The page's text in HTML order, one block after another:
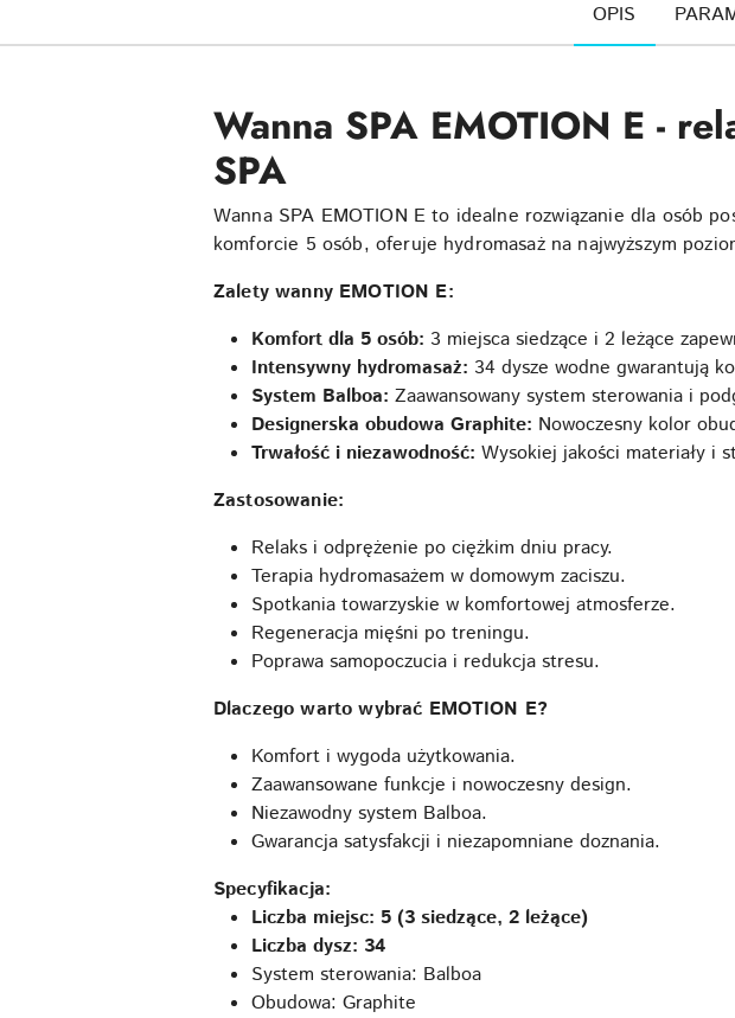
OPIS
Wanna SPA EMOTION E -
SPA
Wanna SPA EMOTION E to idealne rozwiązanie dla osób
komforcie 5 osób, oferuje hydromasaż na najwyższym
Zalety wanny EMOTION E:
Komfort dla 5 osób: 3 miejsca siedzące i 2 leżące
Intensywny hydromasaż: 34 dysze wodne gwarantują
System Balboa: Zaawansowany system sterowania i
Designerska obudowa Graphite: Nowoczesny kolor
Trwałość i niezawodność: Wysokiej jakości materiały i
Zastosowanie:
Relaks i odprężenie po ciężkim dniu pracy.
Terapia hydromasażem w domowym zaciszu.
Spotkania towarzyskie w komfortowej atmosferze.
Regeneracja mięśni po treningu.
Poprawa samopoczucia i redukcja stresu.
Dlaczego warto wybrać EMOTION E?
Komfort i wygoda użytkowania.
Zaawansowane funkcje i nowoczesny design.
Niezawodny system Balboa.
Gwarancja satysfakcji i niezapomniane doznania.
Specyfikacja:
Liczba miejsc: 5 (3 siedzące, 2 leżące)
Liczba dysz: 34
System sterowania: Balboa
Obudowa: Graphite